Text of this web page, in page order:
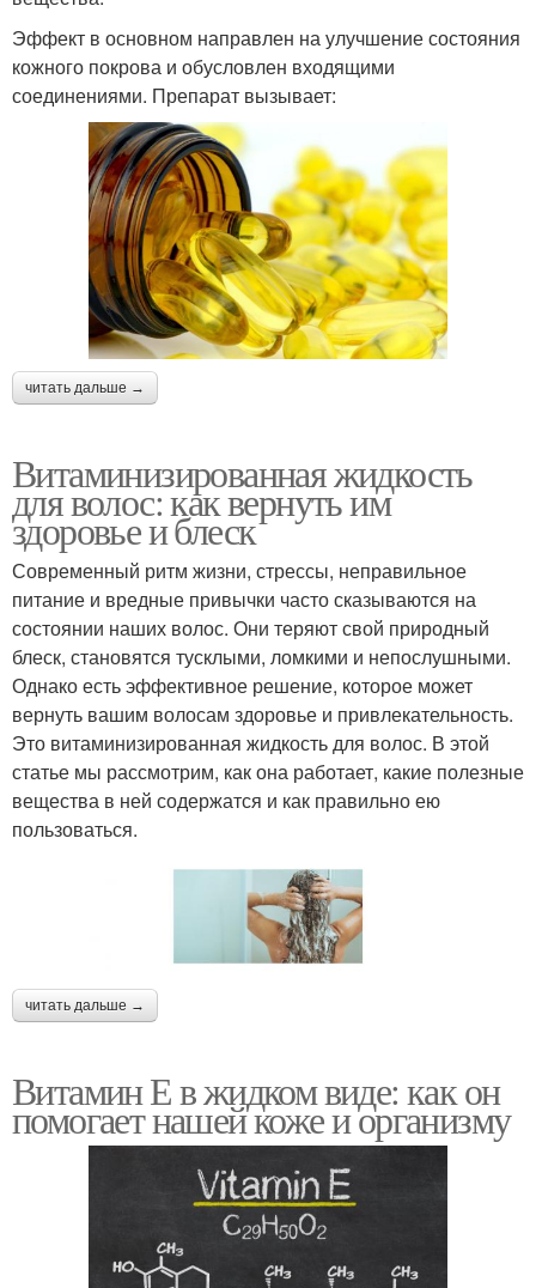
Эффект в основном направлен на улучшение состояния
кожного покрова и обусловлен входящими
соединениями. Препарат вызывает:
читать дальше →
Витаминизированная жидкость
для волос: как вернуть им
здоровье и блеск
Современный ритм жизни, стрессы, неправильное
питание и вредные привычки часто сказываются на
состоянии наших волос. Они теряют свой природный
блеск, становятся тусклыми, ломкими и непослушными.
Однако есть эффективное решение, которое может
вернуть вашим волосам здоровье и привлекательность.
Это витаминизированная жидкость для волос. В этой
статье мы рассмотрим, как она работает, какие полезные
вещества в ней содержатся и как правильно ею
пользоваться.
читать дальше →
Витамин Е в жидком виде: как он
помогает нашей коже и организму